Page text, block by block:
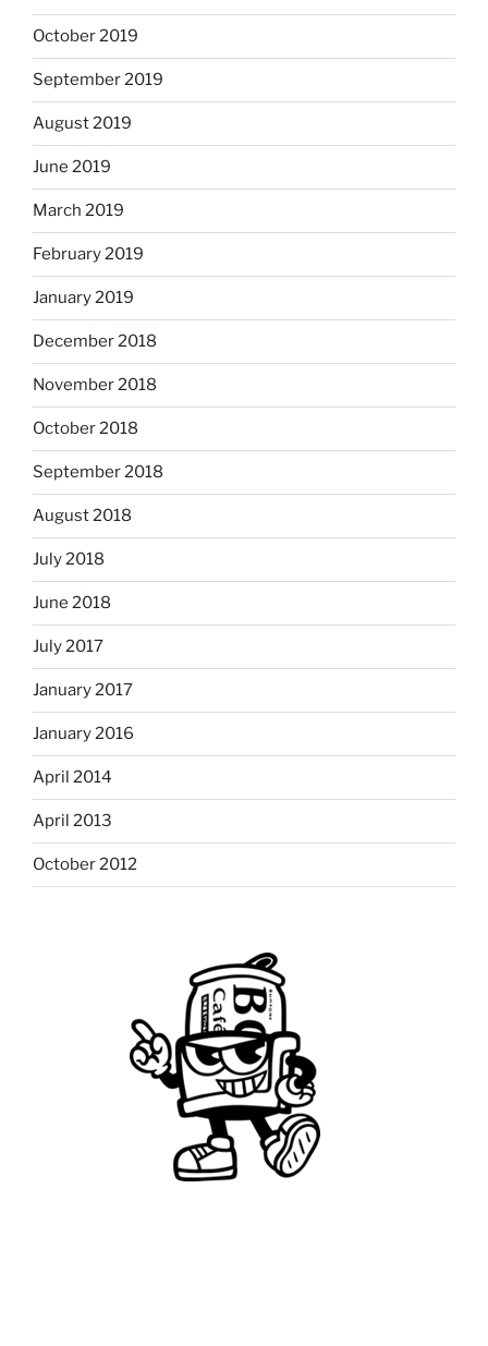
October 2019
September 2019
August 2019
June 2019
March 2019
February 2019
January 2019
December 2018
November 2018
October 2018
September 2018
August 2018
July 2018
June 2018
July 2017
January 2017
January 2016
April 2014
April 2013
October 2012